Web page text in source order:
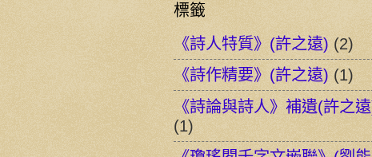
標籤
《詩人特質》(許之遠) (2)
《詩作精要》(許之遠) (1)
《詩論與詩人》補遺(許之
(1)